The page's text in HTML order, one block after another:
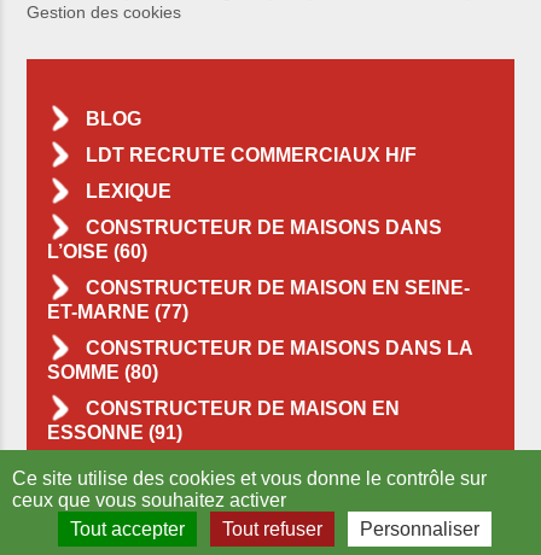
Gestion des cookies
BLOG
LDT RECRUTE COMMERCIAUX H/F
LEXIQUE
CONSTRUCTEUR DE MAISONS DANS
L’OISE (60)
CONSTRUCTEUR DE MAISON EN SEINE-
ET-MARNE (77)
CONSTRUCTEUR DE MAISONS DANS LA
SOMME (80)
CONSTRUCTEUR DE MAISON EN
ESSONNE (91)
CONSTRUCTEUR DE MAISONS DANS LE
VAL-D’OISE (95)
Ce site utilise des cookies et vous donne le contrôle sur
ceux que vous souhaitez activer
Tout accepter
Tout refuser Personnaliser